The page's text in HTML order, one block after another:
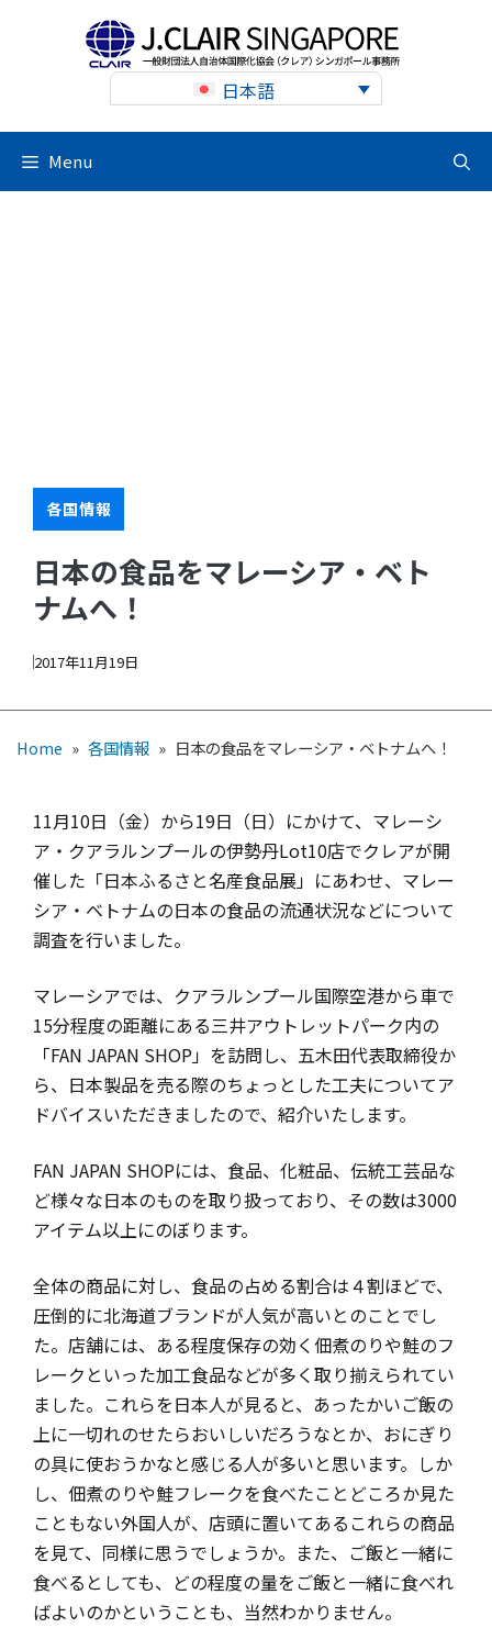
日本語
Menu
各国情報
日本の食品をマレーシア・ベト
ナムへ！
2017年11月19日
Home » 各国情報 » 日本の食品をマレーシア・ベトナムへ！
11月10日（金）から19日（日）にかけて、マレーシ
ア・クアラルンプールの伊勢丹Lot10店でクレアが開
催した「日本ふるさと名産食品展」にあわせ、マレー
シア・ベトナムの日本の食品の流通状況などについて
調査を行いました。
マレーシアでは、クアラルンプール国際空港から車で
15分程度の距離にある三井アウトレットパーク内の
「FAN JAPAN SHOP」を訪問し、五木田代表取締役か
ら、日本製品を売る際のちょっとした工夫についてア
ドバイスいただきましたので、紹介いたします。
FAN JAPAN SHOPには、食品、化粧品、伝統工芸品な
ど様々な日本のものを取り扱っており、その数は3000
アイテム以上にのぼります。
全体の商品に対し、食品の占める割合は４割ほどで、
圧倒的に北海道ブランドが人気が高いとのことでし
た。店舗には、ある程度保存の効く佃煮のりや鮭のフ
レークといった加工食品などが多く取り揃えられてい
ました。これらを日本人が見ると、あったかいご飯の
上に一切れのせたらおいしいだろうなとか、おにぎり
の具に使おうかなと感じる人が多いと思います。しか
し、佃煮のりや鮭フレークを食べたことどころか見た
こともない外国人が、店頭に置いてあるこれらの商品
を見て、同様に思うでしょうか。また、ご飯と一緒に
食べるとしても、どの程度の量をご飯と一緒に食べれ
ばよいのかということも、当然わかりません。